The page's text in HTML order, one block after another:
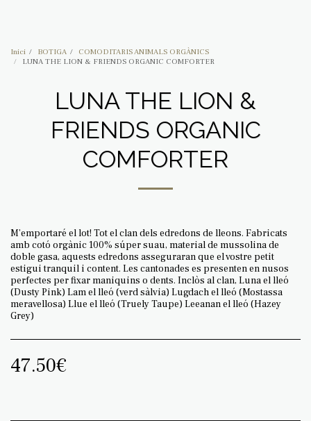
Inici BOTIGA
COMODITARIS ANIMALS ORGÀNICS
LUNA THE LION & FRIENDS ORGANIC COMFORTER
LUNA THE LION &
FRIENDS ORGANIC
COMFORTER
M’emportaré el lot! Tot el clan dels edredons de lleons. Fabricats
amb cotó orgànic 100% súper suau, material de mussolina de
doble gasa, aquests edredons asseguraran que el vostre petit
estigui tranquil i content. Les cantonades es presenten en nusos
perfectes per fixar maniquins o dents. Inclòs al clan, Luna el lleó
(Dusty Pink) Lam el lleó (verd sàlvia) Lugdach el lleó (Mostassa
meravellosa) Llue el lleó (Truely Taupe) Leeanan el lleó (Hazey
Grey)
47.50€